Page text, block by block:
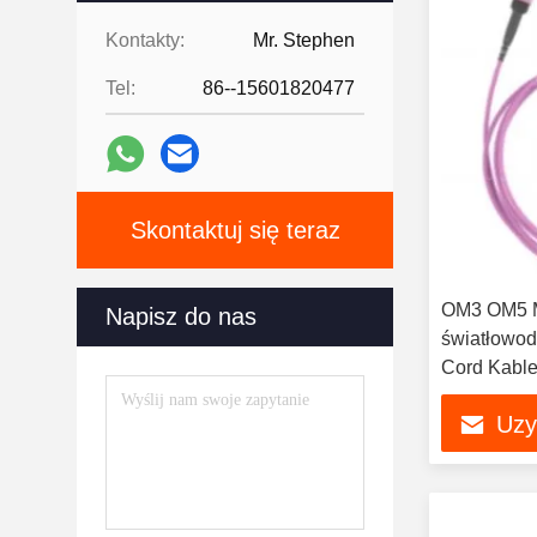
Kontakty: Mr. Stephen
Tel: 86--15601820477
Skontaktuj się teraz
Napisz do nas
OM3 OM5
Cord
danych